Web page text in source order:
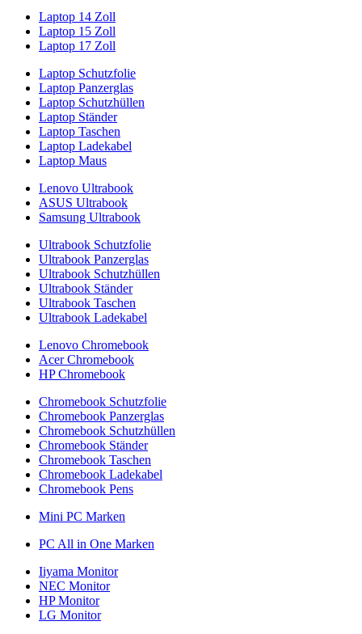
Laptop 14 Zoll
Laptop 15 Zoll
Laptop 17 Zoll
Laptop Schutzfolie
Laptop Panzerglas
Laptop Schutzhüllen
Laptop Ständer
Laptop Taschen
Laptop Ladekabel
Laptop Maus
Lenovo Ultrabook
ASUS Ultrabook
Samsung Ultrabook
Ultrabook Schutzfolie
Ultrabook Panzerglas
Ultrabook Schutzhüllen
Ultrabook Ständer
Ultrabook Taschen
Ultrabook Ladekabel
Lenovo Chromebook
Acer Chromebook
HP Chromebook
Chromebook Schutzfolie
Chromebook Panzerglas
Chromebook Schutzhüllen
Chromebook Ständer
Chromebook Taschen
Chromebook Ladekabel
Chromebook Pens
Mini PC Marken
PC All in One Marken
Iiyama Monitor
NEC Monitor
HP Monitor
LG Monitor